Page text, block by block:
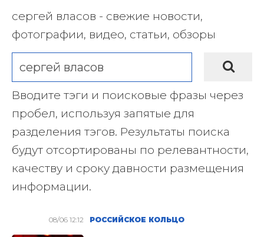
сергей власов - свежие новости,
фотографии, видео, статьи, обзоры
Вводите тэги и поисковые фразы через
пробел, используя запятые для
разделения тэгов. Результаты поиска
будут отсортированы по релевантности,
качеству и сроку давности размещения
информации.
08/06 12:12 РОССИЙСКОЕ КОЛЬЦО